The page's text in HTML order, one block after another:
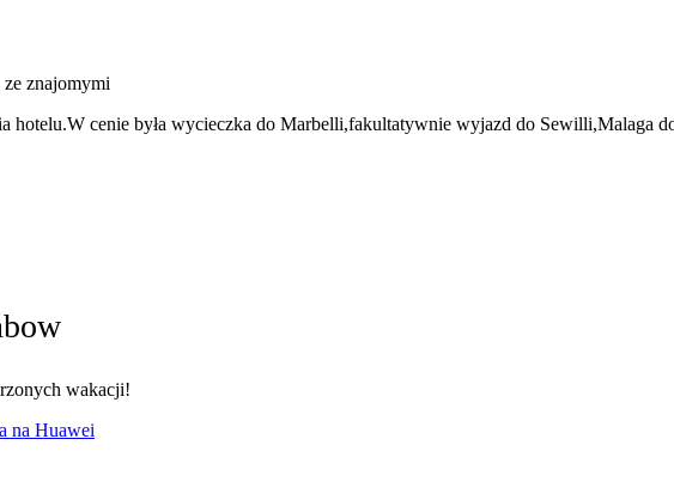
znajomymi
hotelu.W cenie była wycieczka do Marbelli,fakultatywnie wyjazd do Sewilli,Malaga
wakacji!